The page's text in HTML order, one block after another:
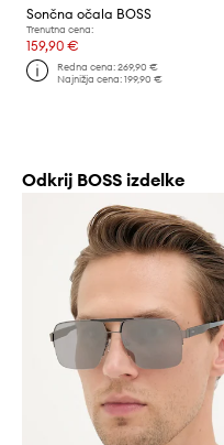
Sončna očala BOSS
Trenutna cena:
159,90 €
Redna cena:269,90 €
Najnižja cena:199,90 €
Odkrij BOSS izdelke